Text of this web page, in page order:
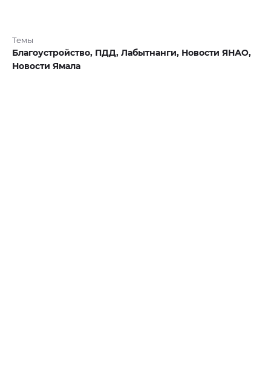
Темы
Благоустройство, ПДД, Лабытнанги, Новости ЯНАО,
Новости Ямала